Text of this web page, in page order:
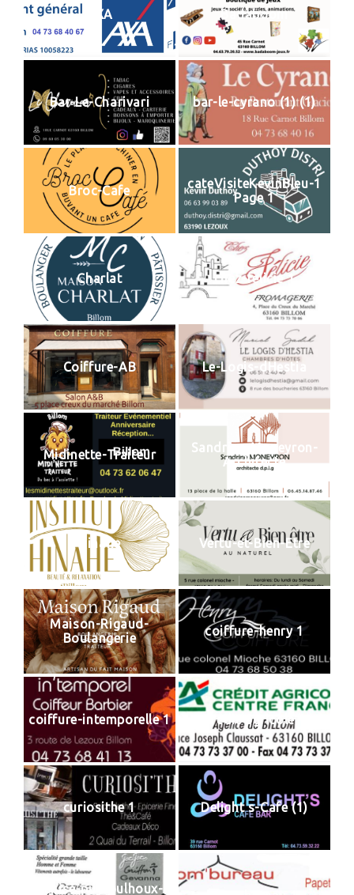
AXA Badaboom
Bar-Le-Charivari bar-le-cyrano (1) (1)
Broc-Cafe
cateVisiteKevinBleu-1
Page 1
Charlat chez-felicie 1
Coiffure-AB Le-Logis-dHestia
Midinette-Traiteur
Sandrine-Moneyron-
Architecte
Hinahe Vertu-et-Bien-Etre
Maison-Rigaud-
Boulangerie
coiffure-henry 1
coiffure-intemporelle 1 Credit-agricole 1
curiosithe 1 Delight s-Cafe (1)
denise-puyfoulhoux-